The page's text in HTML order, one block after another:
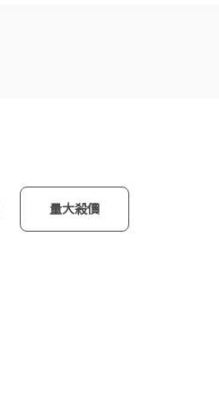
量大殺價